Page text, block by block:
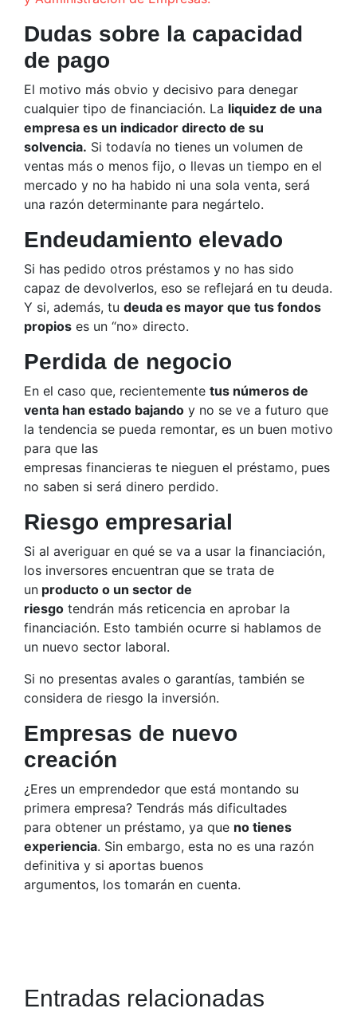
Dudas sobre la capacidad
de pago
El motivo más obvio y decisivo para denegar
cualquier tipo de financiación. La liquidez de una
empresa es un indicador directo de su
solvencia. Si todavía no tienes un volumen de
ventas más o menos fijo, o llevas un tiempo en el
mercado y no ha habido ni una sola venta, será
una razón determinante para negártelo.
Endeudamiento elevado
Si has pedido otros préstamos y no has sido
capaz de devolverlos, eso se reflejará en tu deuda.
Y si, además, tu deuda es mayor que tus fondos
propios es un “no» directo.
Perdida de negocio
En el caso que, recientemente tus números de
venta han estado bajando y no se ve a futuro que
la tendencia se pueda remontar, es un buen motivo
para que las
empresas financieras te nieguen el préstamo, pues
no saben si será dinero perdido.
Riesgo empresarial
Si al averiguar en qué se va a usar la financiación,
los inversores encuentran que se trata de
un producto o un sector de
riesgo tendrán más reticencia en aprobar la
financiación. Esto también ocurre si hablamos de
un nuevo sector laboral.
Si no presentas avales o garantías, también se
considera de riesgo la inversión.
Empresas de nuevo
creación
¿Eres un emprendedor que está montando su
primera empresa? Tendrás más dificultades
para obtener un préstamo, ya que no tienes
experiencia. Sin embargo, esta no es una razón
definitiva y si aportas buenos
argumentos, los tomarán en cuenta.
Entradas relacionadas